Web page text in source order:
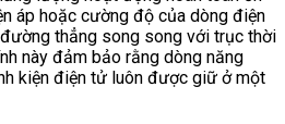
áp hoặc cường độ của dòng điện
thẳng song song với trục thời
này đảm bảo rằng dòng năng
kiện điện tử luôn được giữ ở một